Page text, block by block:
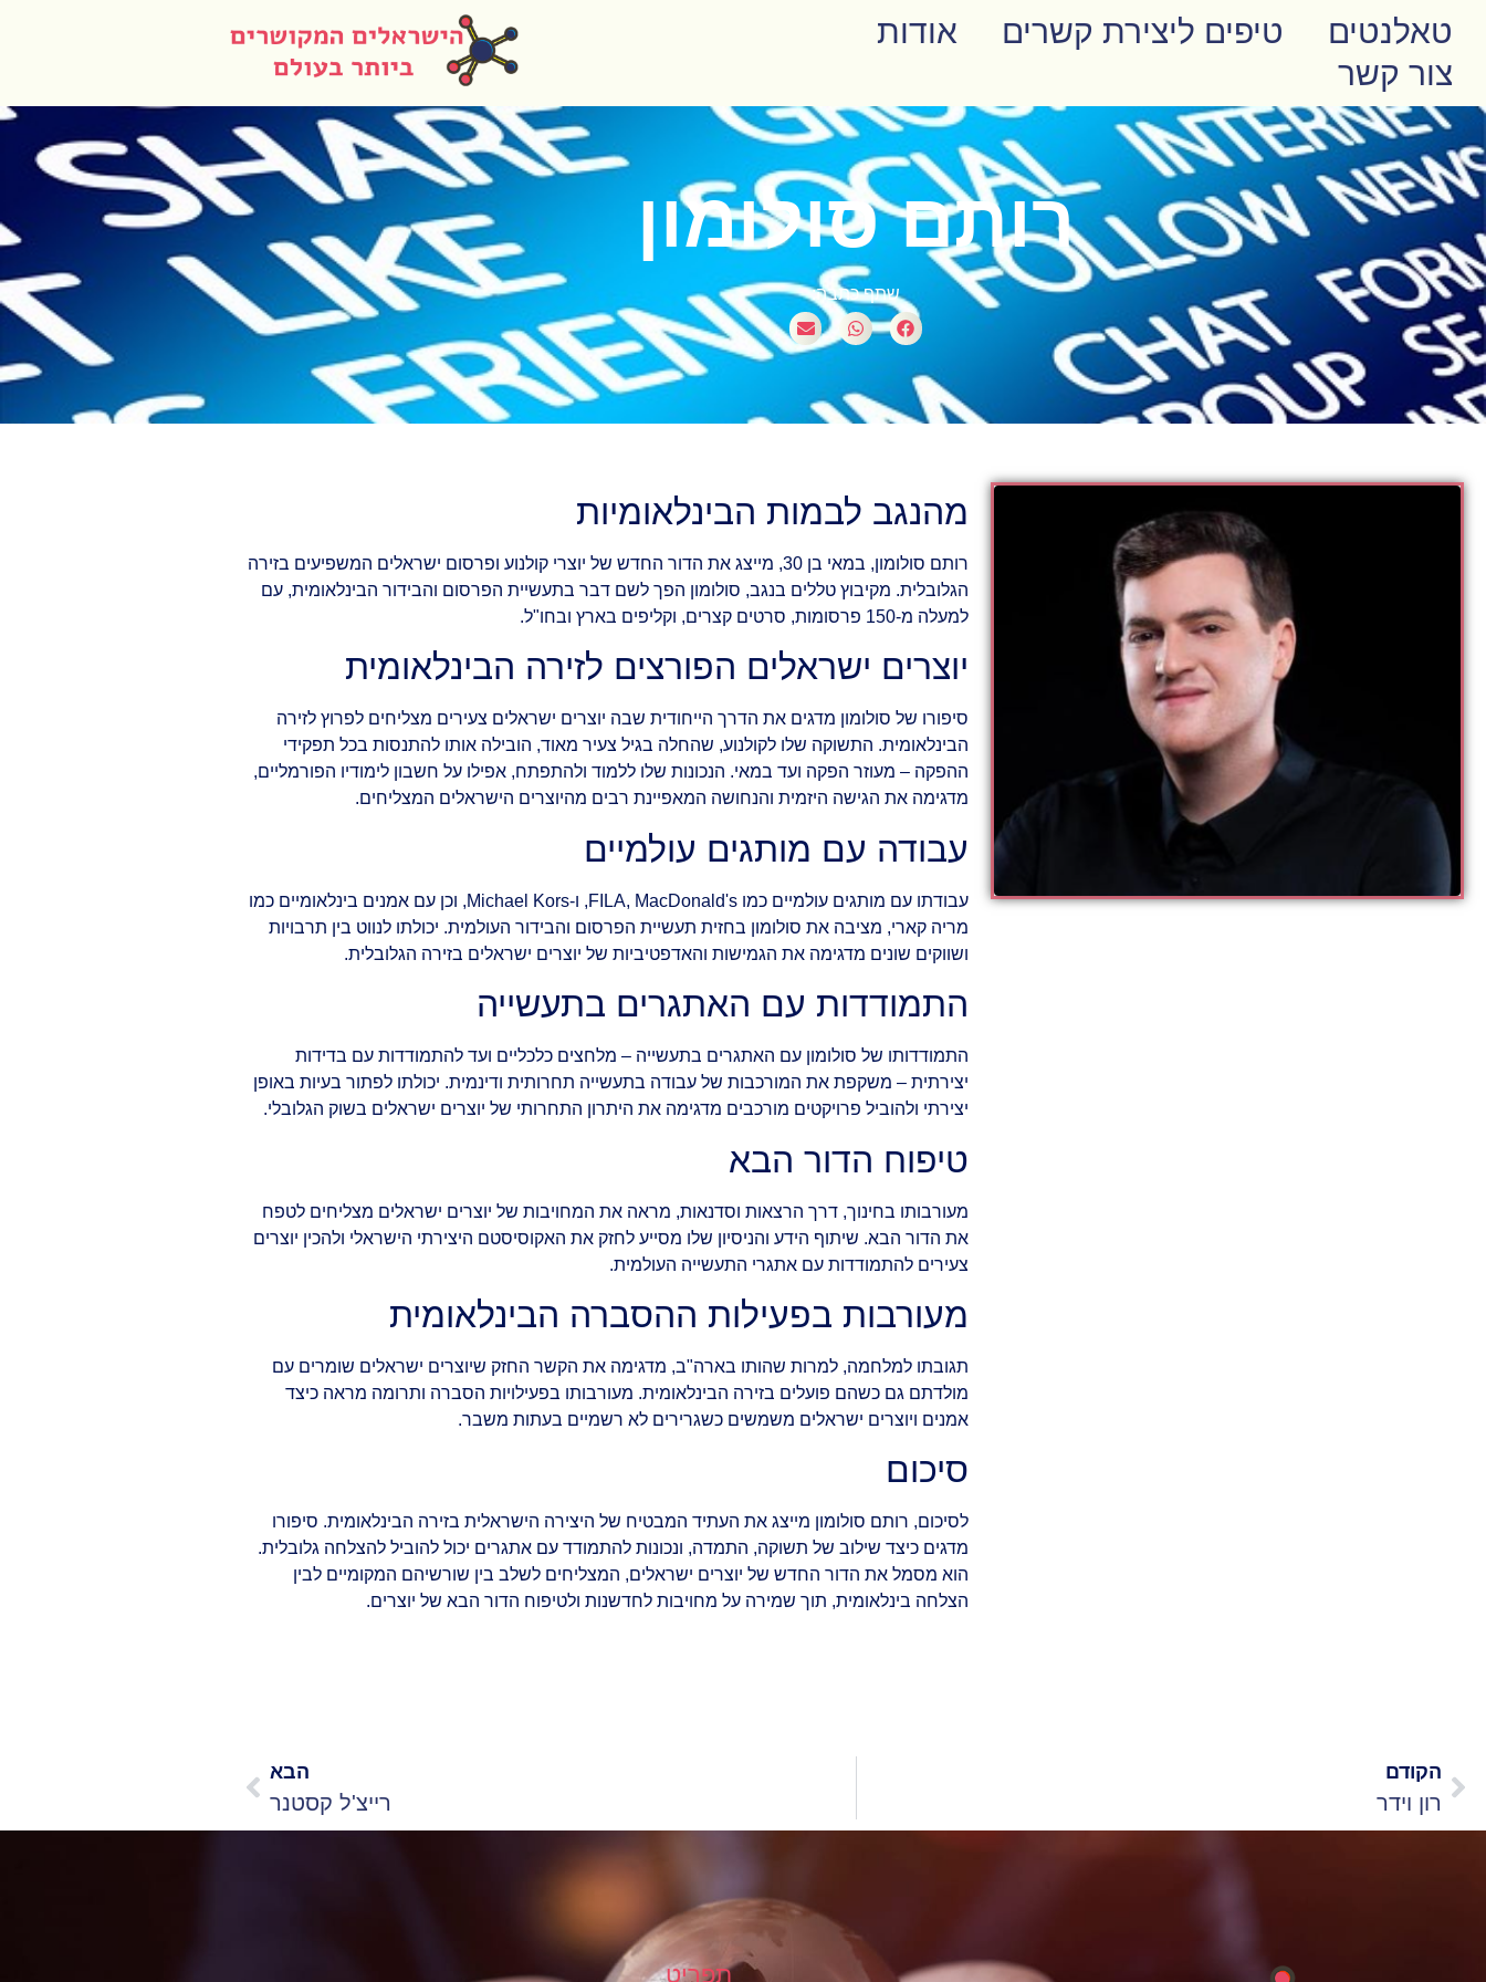
טאלנטים טיפים ליצירת קשרים
אודות
צור קשר
רותם סולומון
שתף כתבה:
מהנגב לבמות הבינלאומיות
רותם סולומון, במאי בן 30, מייצג את הדור החדש של יוצרי קולנוע ופרסום ישראלים המשפיעים בזירה
הגלובלית. מקיבוץ טללים בנגב, סולומון הפך לשם דבר בתעשיית הפרסום והבידור הבינלאומית, עם
למעלה מ-150 פרסומות, סרטים קצרים, וקליפים בארץ ובחו"ל.
יוצרים ישראלים הפורצים לזירה הבינלאומית
סיפורו של סולומון מדגים את הדרך הייחודית שבה יוצרים ישראלים צעירים מצליחים לפרוץ לזירה
הבינלאומית. התשוקה שלו לקולנוע, שהחלה בגיל צעיר מאוד, הובילה אותו להתנסות בכל תפקידי
ההפקה – מעוזר הפקה ועד במאי. הנכונות שלו ללמוד ולהתפתח, אפילו על חשבון לימודיו הפורמליים,
מדגימה את הגישה היזמית והנחושה המאפיינת רבים מהיוצרים הישראלים המצליחים.
עבודה עם מותגים עולמיים
עבודתו עם מותגים עולמיים כמו FILA, MacDonald's, ו-Michael Kors, וכן עם אמנים בינלאומיים כמו
מריה קארי, מציבה את סולומון בחזית תעשיית הפרסום והבידור העולמית. יכולתו לנווט בין תרבויות
ושווקים שונים מדגימה את הגמישות והאדפטיביות של יוצרים ישראלים בזירה הגלובלית.
התמודדות עם האתגרים בתעשייה
התמודדותו של סולומון עם האתגרים בתעשייה – מלחצים כלכליים ועד להתמודדות עם בדידות
יצירתית – משקפת את המורכבות של עבודה בתעשייה תחרותית ודינמית. יכולתו לפתור בעיות באופן
יצירתי ולהוביל פרויקטים מורכבים מדגימה את היתרון התחרותי של יוצרים ישראלים בשוק הגלובלי.
טיפוח הדור הבא
מעורבותו בחינוך, דרך הרצאות וסדנאות, מראה את המחויבות של יוצרים ישראלים מצליחים לטפח
את הדור הבא. שיתוף הידע והניסיון שלו מסייע לחזק את האקוסיסטם היצירתי הישראלי ולהכין יוצרים
צעירים להתמודדות עם אתגרי התעשייה העולמית.
מעורבות בפעילות ההסברה הבינלאומית
תגובתו למלחמה, למרות שהותו בארה"ב, מדגימה את הקשר החזק שיוצרים ישראלים שומרים עם
מולדתם גם כשהם פועלים בזירה הבינלאומית. מעורבותו בפעילויות הסברה ותרומה מראה כיצד
אמנים ויוצרים ישראלים משמשים כשגרירים לא רשמיים בעתות משבר.
סיכום
לסיכום, רותם סולומון מייצג את העתיד המבטיח של היצירה הישראלית בזירה הבינלאומית. סיפורו
מדגים כיצד שילוב של תשוקה, התמדה, ונכונות להתמודד עם אתגרים יכול להוביל להצלחה גלובלית.
הוא מסמל את הדור החדש של יוצרים ישראלים, המצליחים לשלב בין שורשיהם המקומיים לבין
הצלחה בינלאומית, תוך שמירה על מחויבות לחדשנות ולטיפוח הדור הבא של יוצרים.
הקודם
רון וידר
הבא
רייצ'ל קסטנר
תפריט